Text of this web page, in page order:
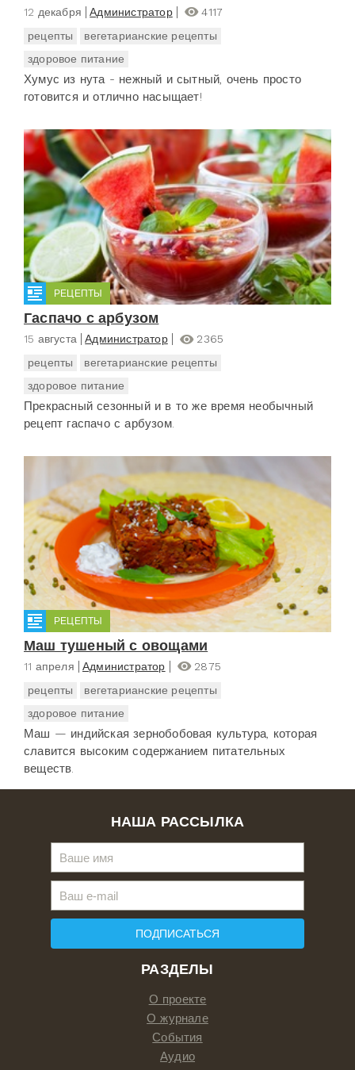
12 декабря Администратор
4117
рецепты
вегетарианские рецепты
здоровое питание
Хумус из нута - нежный и сытный, очень просто
готовится и отлично насыщает!
РЕЦЕПТЫ
Гаспачо с арбузом
15 августа Администратор
2365
рецепты
вегетарианские рецепты
здоровое питание
Прекрасный сезонный и в то же время необычный
рецепт гаспачо с арбузом.
РЕЦЕПТЫ
Маш тушеный с овощами
11 апреля Администратор
2875
рецепты
вегетарианские рецепты
здоровое питание
Маш — индийская зернобобовая культура, которая
славится высоким содержанием питательных
веществ.
РАЗДЕЛЫ
О проекте
О журнале
События
Аудио
НАША РАССЫЛКА
ПОДПИСАТЬСЯ